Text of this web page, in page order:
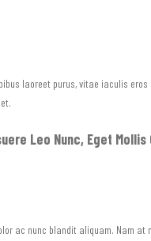
laoreet purus, vitae iaculis
Leo Nunc, Eget Mollis
ac nunc blandit aliquam. Nam